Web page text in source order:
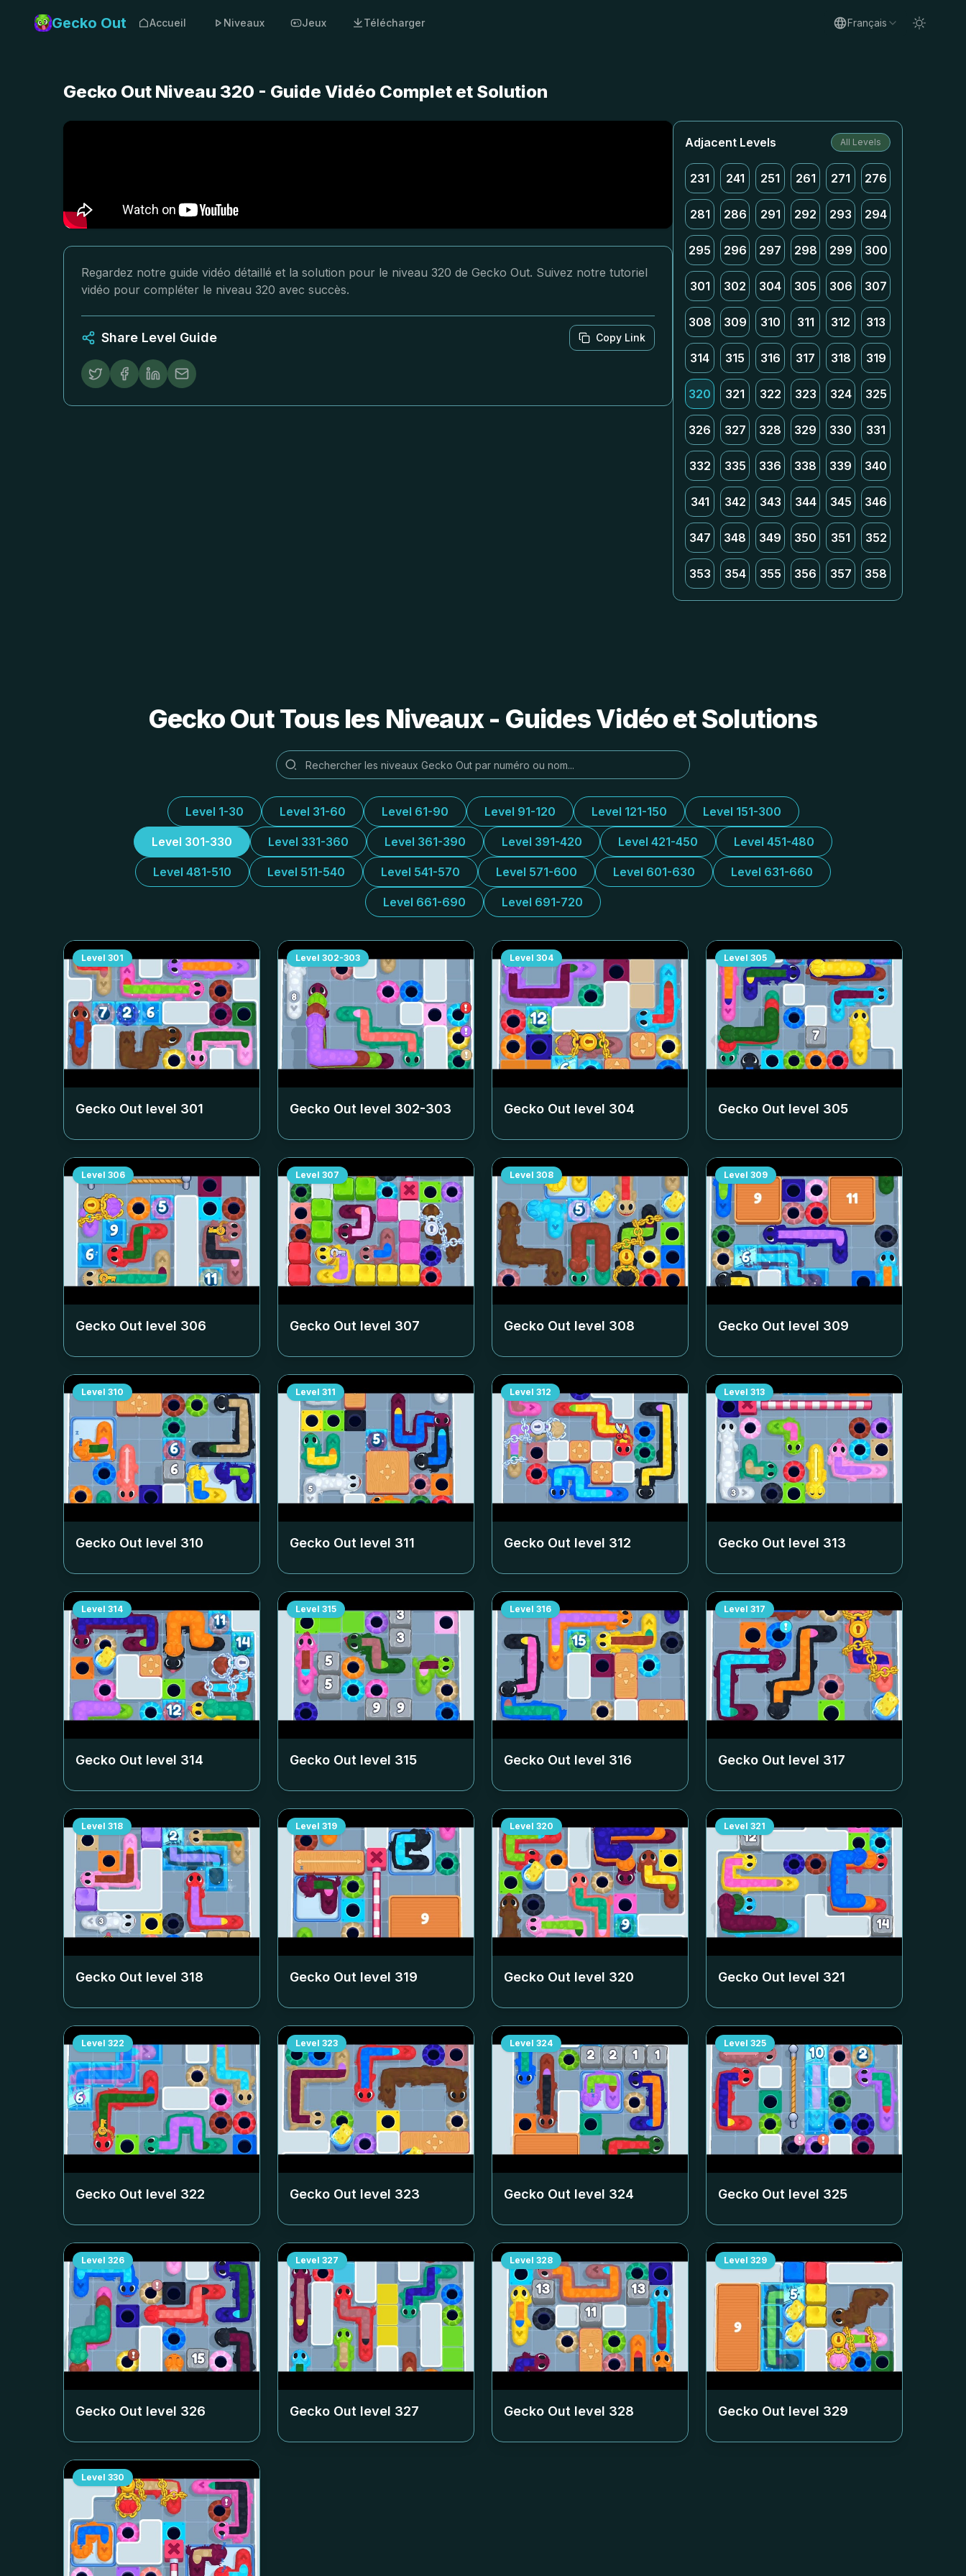
Gecko Out Accueil Niveaux Jeux Télécharger Français
Gecko Out Niveau 320 - Guide Vidéo Complet et Solution
Regardez notre guide vidéo détaillé et la solution pour le niveau 320 de Gecko Out. Suivez notre tutoriel
vidéo pour compléter le niveau 320 avec succès.
Share Level Guide Copy Link
Adjacent Levels All Levels
231 241 251 261 271 276
281 286 291 292 293 294
295 296 297 298 299 300
301 302 304 305 306 307
308 309 310 311 312 313
314 315 316 317 318 319
320 321 322 323 324 325
326 327 328 329 330 331
332 335 336 338 339 340
341 342 343 344 345 346
347 348 349 350 351 352
353 354 355 356 357 358
Gecko Out Tous les Niveaux - Guides Vidéo et Solutions
Level 1-30 Level 31-60 Level 61-90 Level 91-120 Level 121-150 Level 151-300
Level 301-330 Level 331-360 Level 361-390 Level 391-420 Level 421-450 Level 451-480
Level 481-510 Level 511-540 Level 541-570 Level 571-600 Level 601-630 Level 631-660
Level 661-690 Level 691-720
Level 301
Gecko Out level 301
Level 302-303
Gecko Out level 302-303
Level 304
Gecko Out level 304
Level 305
Gecko Out level 305
Level 306
Gecko Out level 306
Level 307
Gecko Out level 307
Level 308
Gecko Out level 308
Level 309
Gecko Out level 309
Level 310
Gecko Out level 310
Level 311
Gecko Out level 311
Level 312
Gecko Out level 312
Level 313
Gecko Out level 313
Level 314
Gecko Out level 314
Level 315
Gecko Out level 315
Level 316
Gecko Out level 316
Level 317
Gecko Out level 317
Level 318
Gecko Out level 318
Level 319
Gecko Out level 319
Level 320
Gecko Out level 320
Level 321
Gecko Out level 321
Level 322
Gecko Out level 322
Level 323
Gecko Out level 323
Level 324
Gecko Out level 324
Level 325
Gecko Out level 325
Level 326
Gecko Out level 326
Level 327
Gecko Out level 327
Level 328
Gecko Out level 328
Level 329
Gecko Out level 329
Level 330